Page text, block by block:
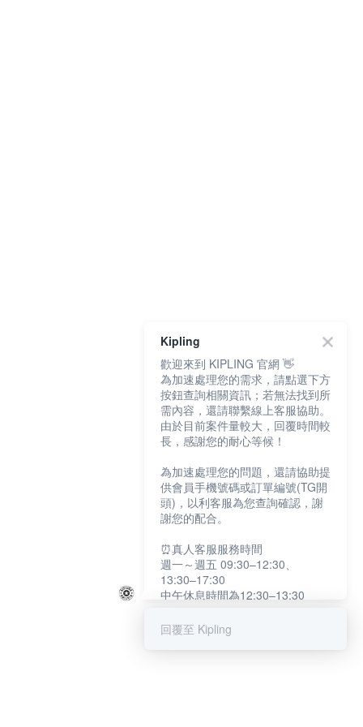
Kipling
歡迎來到 KIPLING 官網 👋
為加速處理您的需求，請點選下方
按鈕查詢相關資訊；若無法找到所
需內容，還請聯繫線上客服協助。
由於目前案件量較大，回覆時間較
長，感謝您的耐心等候！
為加速處理您的問題，還請協助提
供會員手機號碼或訂單編號(TG開
頭)，以利客服為您查詢確認，謝
謝您的配合。
⏰真人客服服務時間
週一～週五 09:30–12:30、
13:30–17:30
中午休息時間為12:30–13:30
提醒您：系統會自動已讀訊息，如
回覆至 Kipling